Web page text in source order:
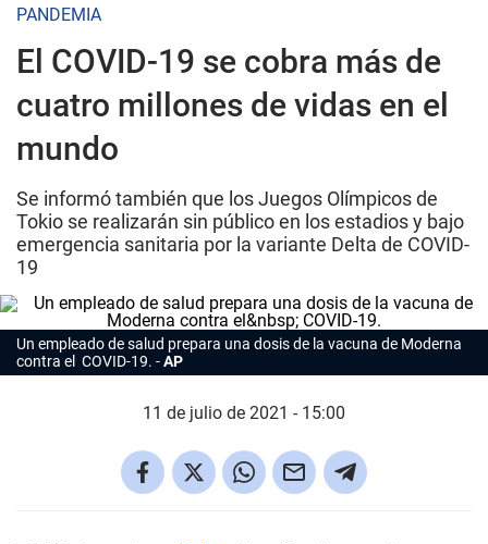
PANDEMIA
El COVID-19 se cobra más de
cuatro millones de vidas en el
mundo
Se informó también que los Juegos Olímpicos de
Tokio se realizarán sin público en los estadios y bajo
emergencia sanitaria por la variante Delta de COVID-
19
Un empleado de salud prepara una dosis de la vacuna de Moderna
contra el COVID-19.
AP
11 de julio de 2021 - 15:00